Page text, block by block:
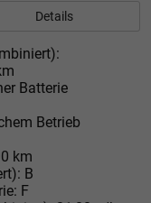
Details
Batterie
Betrieb
km
B
F